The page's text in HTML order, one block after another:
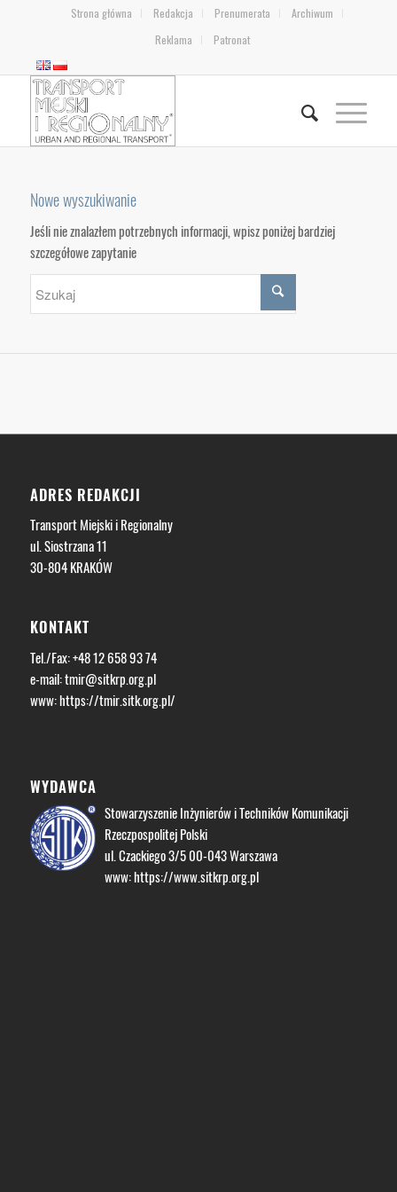
Strona główna Redakcja Prenumerata
Archiwum
Reklama
Patronat
Nowe wyszukiwanie
Jeśli nie znalazłem potrzebnych informacji, wpisz poniżej bardziej
szczegółowe zapytanie
ADRES REDAKCJI
Transport Miejski i Regionalny
ul. Siostrzana 11
30-804 KRAKÓW
KONTAKT
Tel./Fax: +48 12 658 93 74
e-mail:tmir@sitkrp.org.pl
www:https://tmir.sitk.org.pl/
WYDAWCA
Stowarzyszenie Inżynierów i Techników Komunikacji
Rzeczpospolitej Polski
ul. Czackiego 3/5 00-043 Warszawa
www:https://www.sitkrp.org.pl